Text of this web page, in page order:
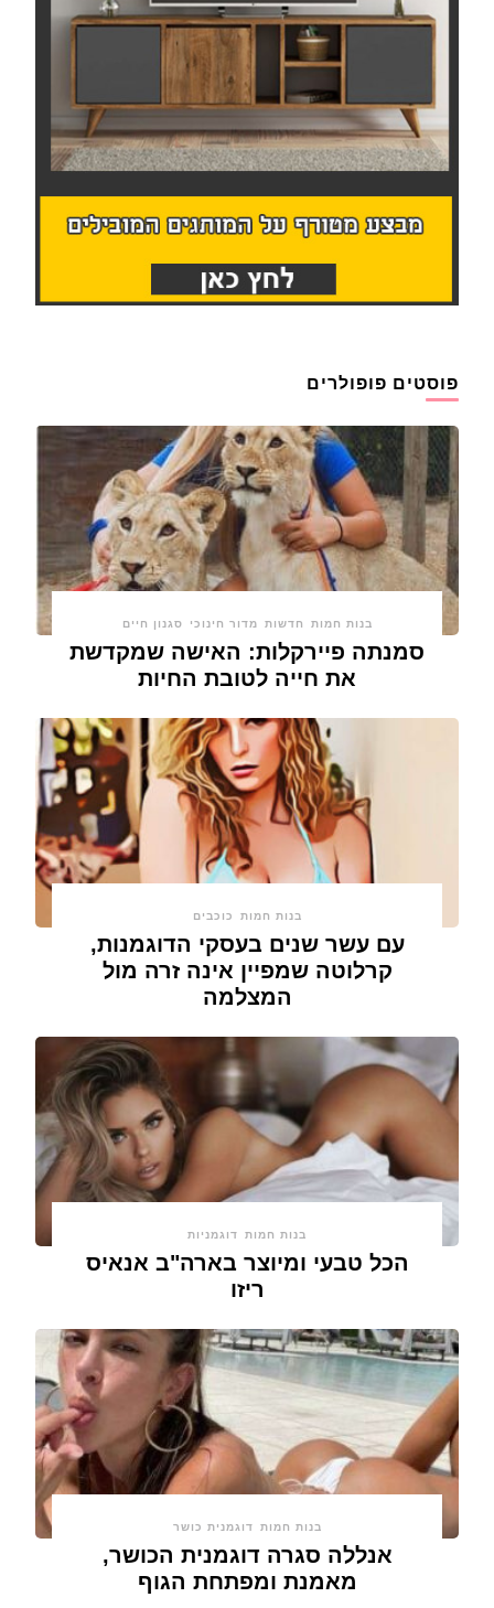
פוסטים פופולרים
בנות חמות חדשות מדור חינוכי סגנון חיים
סמנתה פיירקלות: האישה שמקדשת
את חייה לטובת החיות
בנות חמות כוכבים
עם עשר שנים בעסקי הדוגמנות,
קרלוטה שמפיין אינה זרה מול
המצלמה
בנות חמות דוגמניות
הכל טבעי ומיוצר בארה"ב אנאיס
ריזו
בנות חמות דוגמנית כושר
אנללה סגרה דוגמנית הכושר,
מאמנת ומפתחת הגוף